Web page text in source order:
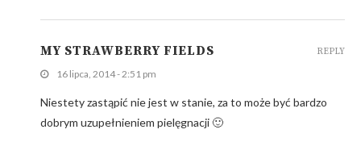
MY STRAWBERRY FIELDS
16 lipca, 2014 - 2:51 pm
Niestety zastąpić nie jest w stanie, za to może być bardzo
dobrym uzupełnieniem pielęgnacji 🙂
REPLY